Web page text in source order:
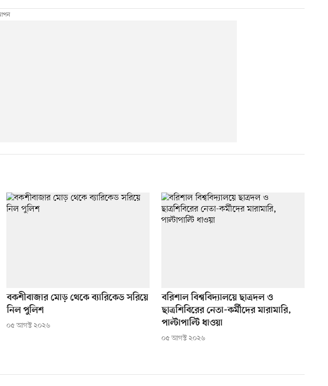
বকশীবাজার মোড় থেকে ব্যারিকেড সরিয়ে
নিল পুলিশ
০৫ আগস্ট ২০২৬
বরিশাল বিশ্ববিদ্যালয়ে ছাত্রদল ও
ছাত্রশিবিরের নেতা-কর্মীদের মারামারি,
পাল্টাপাল্টি ধাওয়া
০৫ আগস্ট ২০২৬